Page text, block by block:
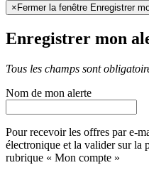
× Fermer la fenêtre Enregistrer
Enregistrer mon
Tous les champs sont
Nom de mon alerte
Pour recevoir les offres par e-
électronique et la valider sur la
rubrique « Mon compte »